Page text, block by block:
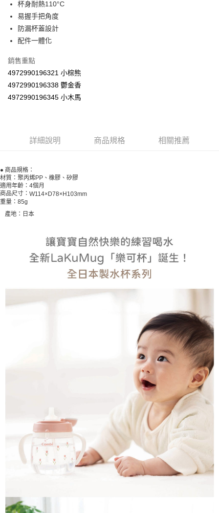
相關說明
【關於「AFTEE先享後付」】
AFTEE先享後付是「在收到商品之後才付款」的支付方式。 讓您購物簡單
便利好安心！
１．簡單：不需註冊會員、不需綁卡、不需儲值。
３．安心：先確認商品／服務後，再付款。
【「AFTEE先享後付」結帳流程】
１．於結帳方式選擇「AFTEE先享後付」後，將跳轉至「AFTEE先享後付」
結帳頁面，進行簡訊認證並確認金額後，即可完成結帳。
購買商品的店家。未經商家同意取消之訂單仍視為有效，需透過AFTEE先享
是否繳費成功／繳費後需取消欲退款等相關疑問，請聯繫「AFTEE先享後付
客戶支援中心」https://netprotections.freshdesk.com/support/home
【注意事項】
１．透過由恩沛科技股份有限公司提供之「AFTEE先享後付」服務完成之交
易，需依本服務之必要範圍內提供個人資料，並將交易相關給付款項請求債
https://aftee.tw/terms/#terms3
３．未成年的使用者請事先徵得法定代理人或監護人之同意方可使用
「AFTEE先享後付」，若未經同意申辦者引起之損失，本公司不負相關責
４．使用「AFTEE先享後付」時，將依據個別帳號之用戶狀況，依本公司即
５．嚴禁一人註冊多個帳號或使用他人資訊註冊。若發現惡意使用之情形，
恩沛科技股份有限公司將有權停止該用戶之使用額度並採取法律行動。
ATM付款
全家取貨付款
7-11取貨付款
每筆NT$100，滿NT$590(含以上)免運費
每筆NT$150，滿NT$890(含以上)免運費
杯身耐熱110°C
易握手把角度
防漏杯蓋設計
配件一體化
銷售重點
4972990196321 小棕熊
4972990196338 鬱金香
4972990196345 小木馬
詳細說明 商品規格 相關推薦
● 商品規格：
材質：聚丙烯PP、橡膠、矽膠
適用年齡：4個月
商品尺寸： W114×D78×H103mm
重量：85g
產地：日本